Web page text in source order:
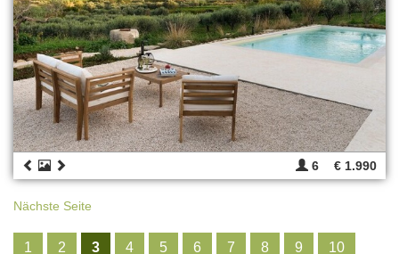
6 € 1.990
Nächste Seite
1 2 3 4 5 6 7 8 9
10